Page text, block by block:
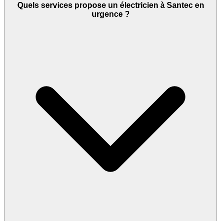
Quels services propose un électricien à Santec en
urgence ?